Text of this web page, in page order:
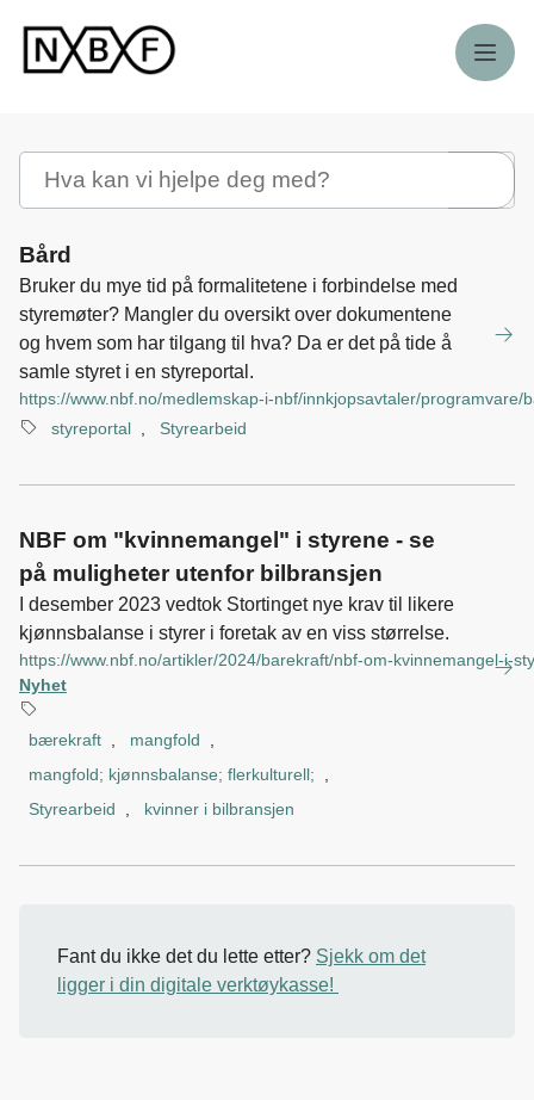
Meny
Søk
Bård
Bruker du mye tid på formalitetene i forbindelse med
styremøter? Mangler du oversikt over dokumentene
og hvem som har tilgang til hva? Da er det på tide å
samle styret i en styreportal.
https://www.nbf.no/medlemskap-i-nbf/innkjopsavtaler/programvare/
styreportal
Styrearbeid
NBF om "kvinnemangel" i styrene - se
på muligheter utenfor bilbransjen
I desember 2023 vedtok Stortinget nye krav til likere
kjønnsbalanse i styrer i foretak av en viss størrelse.
https://www.nbf.no/artikler/2024/barekraft/nbf-om-kvinnemangel-i-
Nyhet
bærekraft mangfold
mangfold; kjønnsbalanse; flerkulturell;
Styrearbeid
kvinner i bilbransjen
Fant du ikke det du lette etter? Sjekk om det
ligger i din digitale verktøykasse!